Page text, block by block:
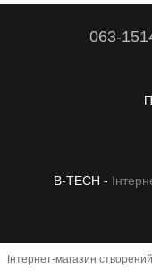
063-
B-TECH -
Інтернет-магазин